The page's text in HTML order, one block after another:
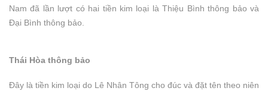
Nam đã lần lượt có hai tiền kim loại là Thiệu Bình thông bảo và
Đại Bình thông bảo.
Thái Hòa thông bảo
Đây là tiền kim loại do Lê Nhân Tông cho đúc và đặt tên theo niên